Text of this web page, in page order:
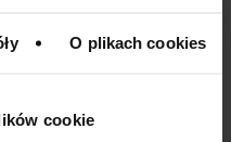
O plikach cookies
cookie